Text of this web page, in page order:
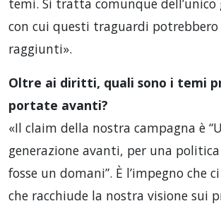
con cui questi traguardi potrebbero
raggiunti».
Oltre ai diritti, quali sono i temi
portate avanti?
«Il claim della nostra campagna è
generazione avanti, per una politica
fosse un domani”. È l’impegno che
che racchiude la nostra visione sui